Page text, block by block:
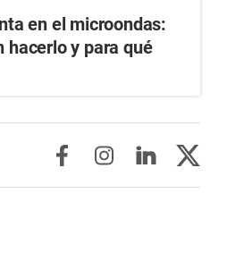
en el microondas:
hacerlo y para qué